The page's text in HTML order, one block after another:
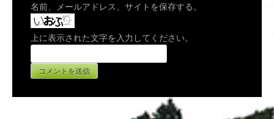
名前、メールアドレス、サイトを保存する。
上に表示された文字を入力してください。